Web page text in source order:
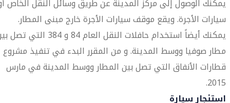
يمكنك الوصول إلى مركز المدينة عن طريق وسائل النقل الخاص
سيارات الأجرة. ويقع موقف سيارات الأجرة خارج مبنى المطار.
يمكنك أيضاً استخدام حافلات النقل العام 84 و 384
مطار صوفيا ووسط المدينة. و من المقرر البدء في تنفيذ مشروع
قطارات الأنفاق التي تصل بين المطار ووسط المدينة في مارس
2015.
استئجار سيارة